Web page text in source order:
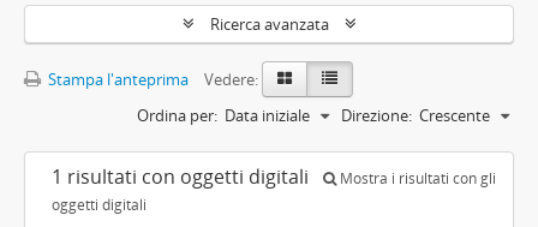
Ricerca avanzata
Stampa l'anteprima
Vedere:
Ordina per: Data iniziale Direzione: Crescente
1 risultati con oggetti digitali
Mostra i risultati con gli
oggetti digitali